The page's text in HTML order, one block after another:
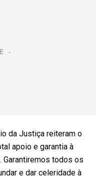
da Justiça reiteram o
apoio e garantia à
Garantiremos todos os
e dar celeridade à